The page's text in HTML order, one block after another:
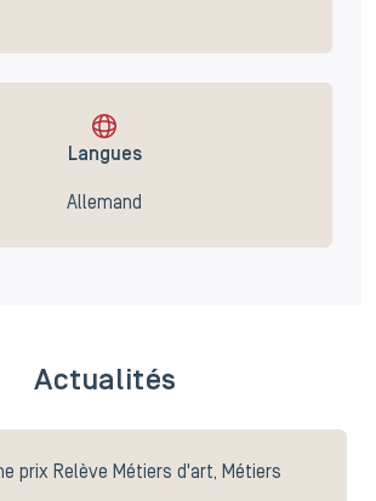
Langues
Allemand
Actualités
prix Relève Métiers d'art, Métiers